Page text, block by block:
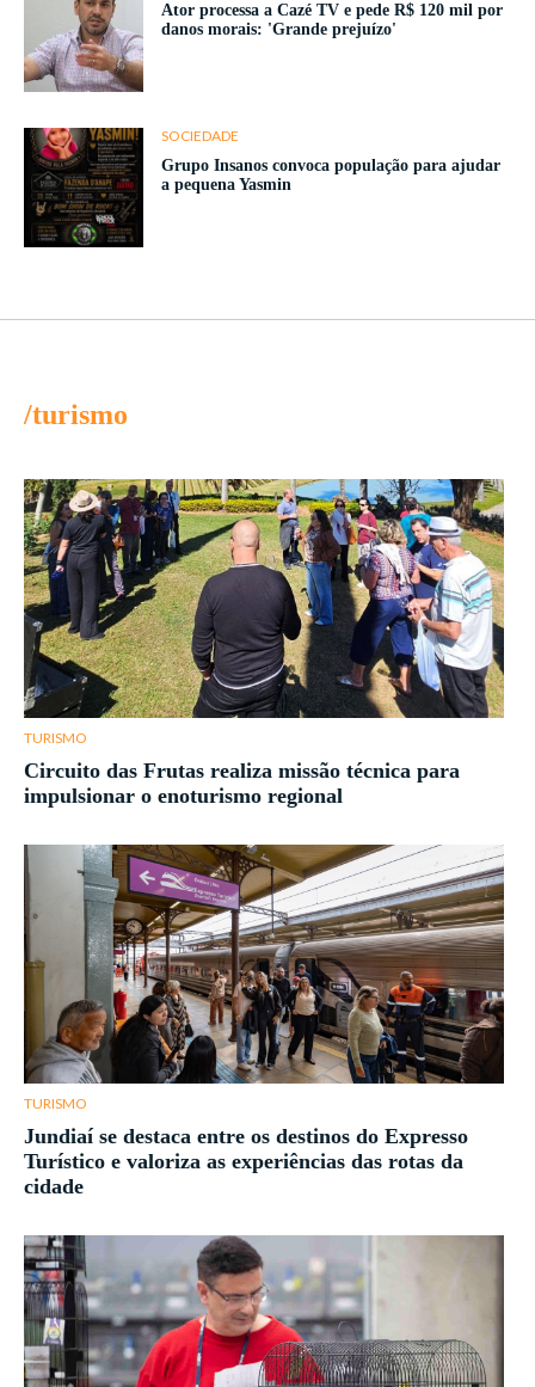
Ator processa a Cazé TV e pede R$ 120 mil por
danos morais: 'Grande prejuízo'
SOCIEDADE
Grupo Insanos convoca população para ajudar
a pequena Yasmin
/turismo
TURISMO
Circuito das Frutas realiza missão técnica para
impulsionar o enoturismo regional
TURISMO
Jundiaí se destaca entre os destinos do Expresso
Turístico e valoriza as experiências das rotas da
cidade